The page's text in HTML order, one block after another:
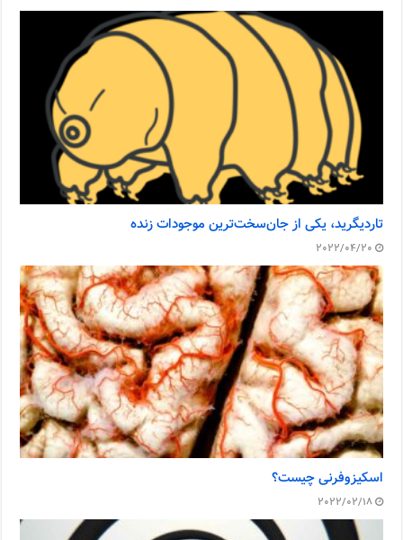
تاردیگرید، یکی از جان‌سخت‌ترین موجودات زنده
2022/04/20
اسکیزوفرنی چیست؟
2022/02/18